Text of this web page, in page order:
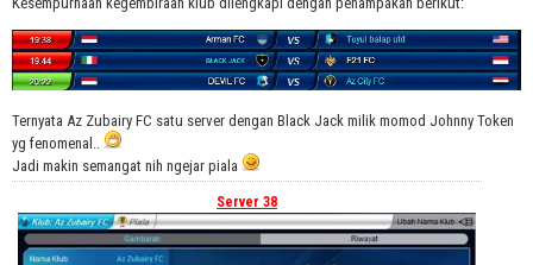
Ternyata Az Zubairy FC satu server dengan Black Jack milik momod Johnny Token
yg fenomenal..
Jadi makin semangat nih ngejar piala
Server 38